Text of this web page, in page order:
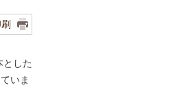
とした
いま